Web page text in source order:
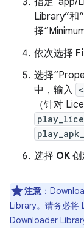
Library”和
择
依次选择
选择
中，输入
（针对
选择 OK 创
注意 ：
Library。请务必将
Downloader